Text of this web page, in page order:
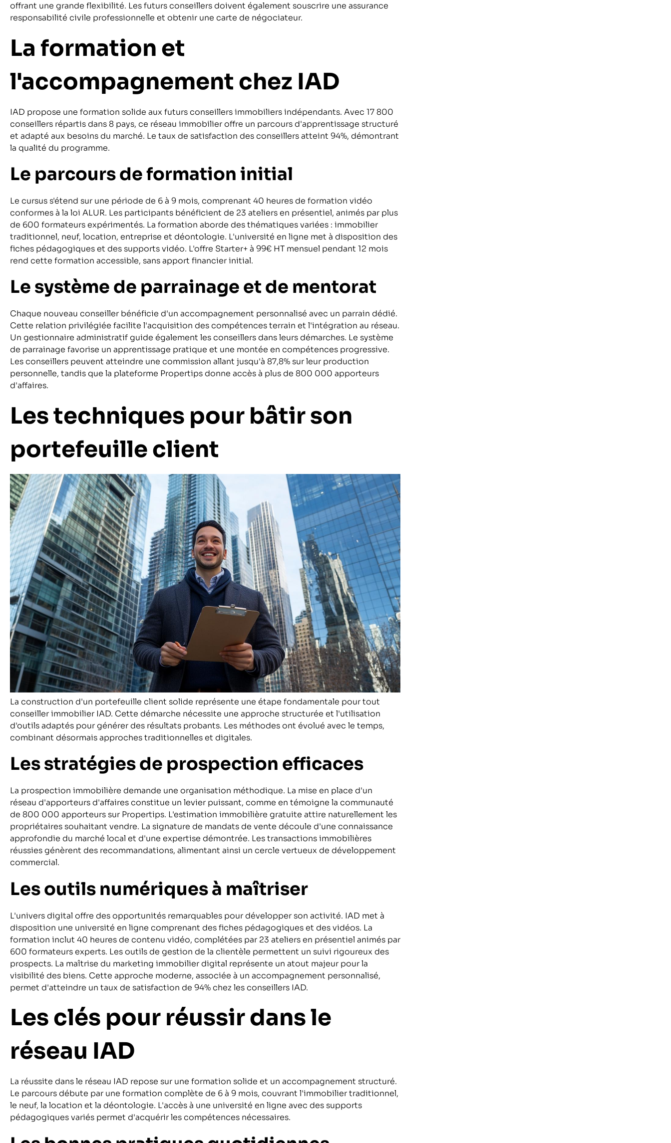
offrant une grande flexibilité. Les futurs conseillers doivent également souscrire une assurance
responsabilité civile professionnelle et obtenir une carte de négociateur.
La formation et
l'accompagnement chez IAD
IAD propose une formation solide aux futurs conseillers immobiliers indépendants. Avec 17 800
conseillers répartis dans 8 pays, ce réseau immobilier offre un parcours d'apprentissage structuré
et adapté aux besoins du marché. Le taux de satisfaction des conseillers atteint 94%, démontrant
la qualité du programme.
Le parcours de formation initial
Le cursus s'étend sur une période de 6 à 9 mois, comprenant 40 heures de formation vidéo
conformes à la loi ALUR. Les participants bénéficient de 23 ateliers en présentiel, animés par plus
de 600 formateurs expérimentés. La formation aborde des thématiques variées : immobilier
traditionnel, neuf, location, entreprise et déontologie. L'université en ligne met à disposition des
fiches pédagogiques et des supports vidéo. L'offre Starter+ à 99€ HT mensuel pendant 12 mois
rend cette formation accessible, sans apport financier initial.
Le système de parrainage et de mentorat
Chaque nouveau conseiller bénéficie d'un accompagnement personnalisé avec un parrain dédié.
Cette relation privilégiée facilite l'acquisition des compétences terrain et l'intégration au réseau.
Un gestionnaire administratif guide également les conseillers dans leurs démarches. Le système
de parrainage favorise un apprentissage pratique et une montée en compétences progressive.
Les conseillers peuvent atteindre une commission allant jusqu'à 87,8% sur leur production
personnelle, tandis que la plateforme Propertips donne accès à plus de 800 000 apporteurs
d'affaires.
Les techniques pour bâtir son
portefeuille client
La construction d'un portefeuille client solide représente une étape fondamentale pour tout
conseiller immobilier IAD. Cette démarche nécessite une approche structurée et l'utilisation
d'outils adaptés pour générer des résultats probants. Les méthodes ont évolué avec le temps,
combinant désormais approches traditionnelles et digitales.
Les stratégies de prospection efficaces
La prospection immobilière demande une organisation méthodique. La mise en place d'un
réseau d'apporteurs d'affaires constitue un levier puissant, comme en témoigne la communauté
de 800 000 apporteurs sur Propertips. L'estimation immobilière gratuite attire naturellement les
propriétaires souhaitant vendre. La signature de mandats de vente découle d'une connaissance
approfondie du marché local et d'une expertise démontrée. Les transactions immobilières
réussies génèrent des recommandations, alimentant ainsi un cercle vertueux de développement
commercial.
Les outils numériques à maîtriser
L'univers digital offre des opportunités remarquables pour développer son activité. IAD met à
disposition une université en ligne comprenant des fiches pédagogiques et des vidéos. La
formation inclut 40 heures de contenu vidéo, complétées par 23 ateliers en présentiel animés par
600 formateurs experts. Les outils de gestion de la clientèle permettent un suivi rigoureux des
prospects. La maîtrise du marketing immobilier digital représente un atout majeur pour la
visibilité des biens. Cette approche moderne, associée à un accompagnement personnalisé,
permet d'atteindre un taux de satisfaction de 94% chez les conseillers IAD.
Les clés pour réussir dans le
réseau IAD
La réussite dans le réseau IAD repose sur une formation solide et un accompagnement structuré.
Le parcours débute par une formation complète de 6 à 9 mois, couvrant l'immobilier traditionnel,
le neuf, la location et la déontologie. L'accès à une université en ligne avec des supports
pédagogiques variés permet d'acquérir les compétences nécessaires.